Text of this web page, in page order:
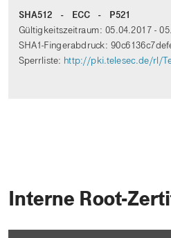
SHA512 - ECC - P521
Gültigkeitszeitraum: 05.04.2017 -
SHA1-Fingerabdruck:
Sperrliste: http://pki.telesec.de/rl/
Interne Root-